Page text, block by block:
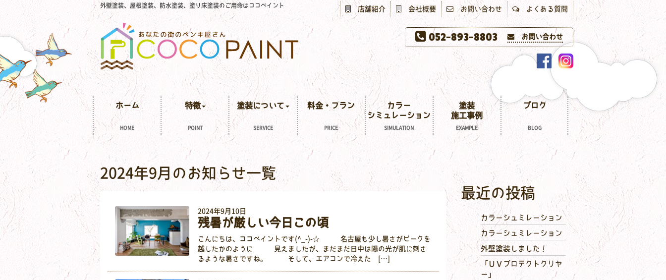
外壁塗装、屋根塗装、防水塗装、塗り床塗装のご用命はココペイント 店舗紹介 会社概要 お問い合わせ よくある質問
052-893-8803 お問い合わせ
HOME
ホーム
POINT
特徴
SERVICE
塗装について
PRICE
料金・プラン
SIMULATION
カラー
シミュレーション
EXAMPLE
塗装
施工事例
BLOG
ブログ
2024年9月のお知らせ一覧
2024年9月10日
残暑が厳しい今日この頃
こんにちは、ココペイントです(^_-)-☆ 名古屋も少し暑さがピークを
越したかのように 見えましたが、まだまだ日中は陽の光が肌に刺さ
るような暑さですね。 そして、エアコンで冷えた […]
最近の投稿
カラーシュミレーション
カラーシュミレーション
外壁塗装しました！
「ＵＶプロテクトクリヤ
ー」